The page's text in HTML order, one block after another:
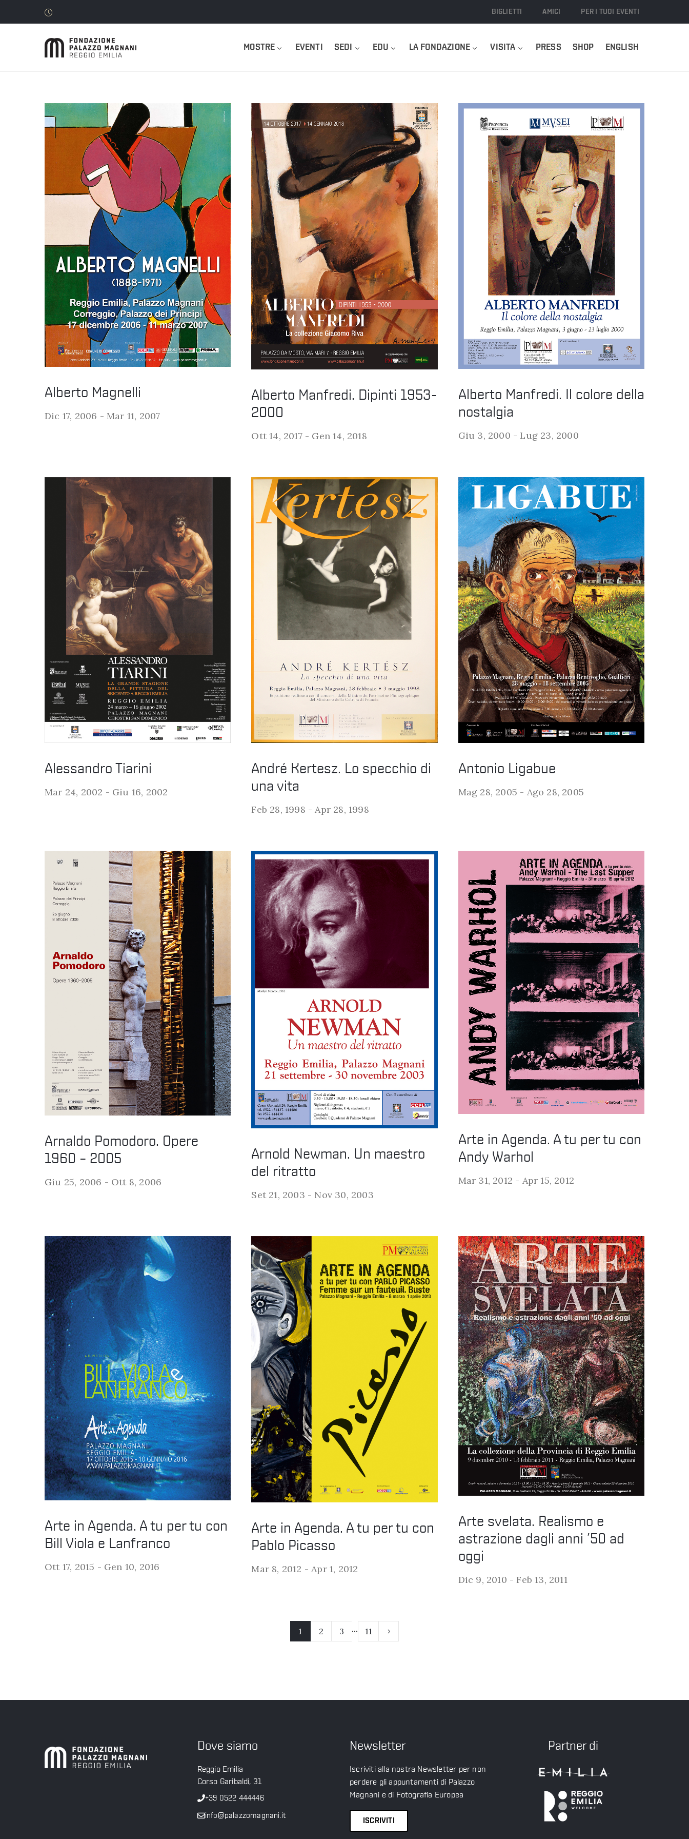
BIGLIETTI AMICI PER I TUOI EVENTI
MOSTRE EVENTI SEDI EDU LA FONDAZIONE VISITA PRESS SHOP ENGLISH
Alberto Magnelli
Dic 17, 2006 - Mar 11, 2007
Alberto Manfredi. Dipinti 1953-
2000
Ott 14, 2017 - Gen 14, 2018
Alberto Manfredi. Il colore della
nostalgia
Giu 3, 2000 - Lug 23, 2000
Alessandro Tiarini
Mar 24, 2002 - Giu 16, 2002
André Kertesz. Lo specchio di
una vita
Feb 28, 1998 - Apr 28, 1998
Antonio Ligabue
Mag 28, 2005 - Ago 28, 2005
Arnaldo Pomodoro. Opere
1960 – 2005
Giu 25, 2006 - Ott 8, 2006
Arnold Newman. Un maestro
del ritratto
Set 21, 2003 - Nov 30, 2003
Arte in Agenda. A tu per tu con
Andy Warhol
Mar 31, 2012 - Apr 15, 2012
Arte in Agenda. A tu per tu con
Bill Viola e Lanfranco
Ott 17, 2015 - Gen 10, 2016
Arte in Agenda. A tu per tu con
Pablo Picasso
Mar 8, 2012 - Apr 1, 2012
Arte svelata. Realismo e
astrazione dagli anni ’50 ad
oggi
Dic 9, 2010 - Feb 13, 2011
1 2 3 ... 11
Dove siamo
Reggio Emilia
Corso Garibaldi, 31
+39 0522 444446
info@palazzomagnani.it
Newsletter
Iscriviti alla nostra Newsletter per non
perdere gli appuntamenti di Palazzo
Magnani e di Fotografia Europea
ISCRIVITI
Partner di